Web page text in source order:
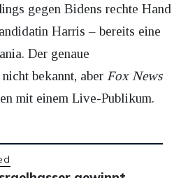
gegen Bidens rechte Hand
Harris – bereits eine
Der genaue
bekannt, aber Fox News
mit einem Live-Publikum.